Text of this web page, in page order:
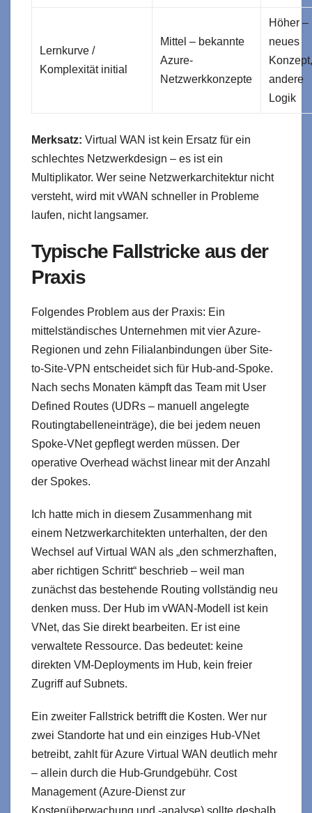
Lernkurve /
Komplexität initial
Mittel – bekannte
Azure-
Netzwerkkonzepte
Höher –
neues
andere
Logik
Merksatz: Virtual WAN ist kein Ersatz für ein
schlechtes Netzwerkdesign – es ist ein
Multiplikator. Wer seine Netzwerkarchitektur nicht
versteht, wird mit vWAN schneller in Probleme
laufen, nicht langsamer.
Typische Fallstricke aus der
Praxis
Folgendes Problem aus der Praxis: Ein
mittelständisches Unternehmen mit vier Azure-
Regionen und zehn Filialanbindungen über Site-
to-Site-VPN entscheidet sich für Hub-and-Spoke.
Nach sechs Monaten kämpft das Team mit User
Defined Routes (UDRs – manuell angelegte
Routingtabelleneinträge), die bei jedem neuen
Spoke-VNet gepflegt werden müssen. Der
operative Overhead wächst linear mit der Anzahl
der Spokes.
Ich hatte mich in diesem Zusammenhang mit
einem Netzwerkarchitekten unterhalten, der den
Wechsel auf Virtual WAN als „den schmerzhaften,
aber richtigen Schritt“ beschrieb – weil man
zunächst das bestehende Routing vollständig neu
denken muss. Der Hub im vWAN-Modell ist kein
VNet, das Sie direkt bearbeiten. Er ist eine
verwaltete Ressource. Das bedeutet: keine
direkten VM-Deployments im Hub, kein freier
Zugriff auf Subnets.
Ein zweiter Fallstrick betrifft die Kosten. Wer nur
zwei Standorte hat und ein einziges Hub-VNet
betreibt, zahlt für Azure Virtual WAN deutlich mehr
– allein durch die Hub-Grundgebühr. Cost
Management (Azure-Dienst zur
Kostenüberwachung und -analyse) sollte deshalb